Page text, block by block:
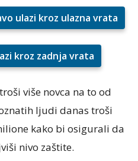
ulazi kroz ulazna vrata
kroz zadnja vrata
više novca na to od
ljudi danas troši
kako bi osigurali da
nivo zaštite.